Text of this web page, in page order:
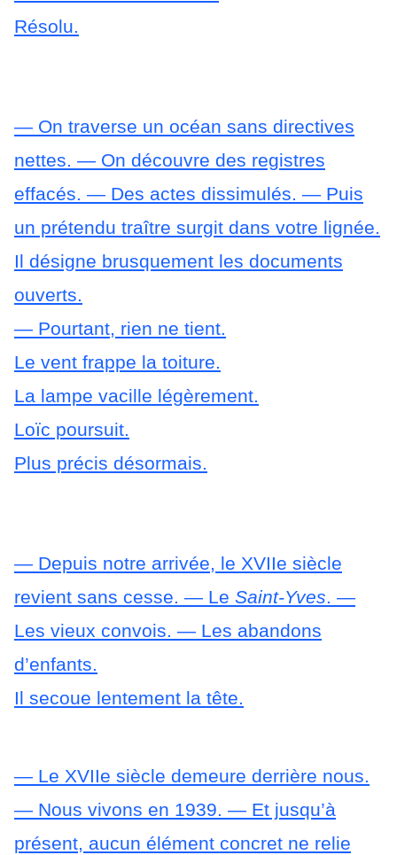
Résolu.
— On traverse un océan sans directives
nettes. — On découvre des registres
effacés. — Des actes dissimulés. — Puis
un prétendu traître surgit dans votre lignée.
Il désigne brusquement les documents
ouverts.
— Pourtant, rien ne tient.
Le vent frappe la toiture.
La lampe vacille légèrement.
Loïc poursuit.
Plus précis désormais.
— Depuis notre arrivée, le XVIIe siècle
revient sans cesse. — Le Saint-Yves. —
Les vieux convois. — Les abandons
d’enfants.
Il secoue lentement la tête.
— Le XVIIe siècle demeure derrière nous.
— Nous vivons en 1939. — Et jusqu’à
présent, aucun élément concret ne relie